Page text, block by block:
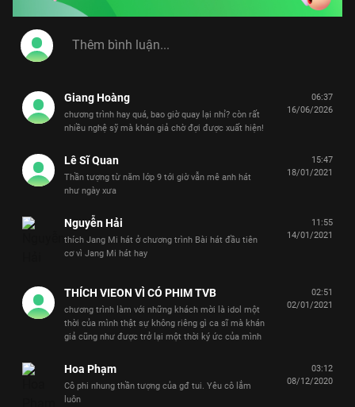
Giang Hoàng
chương trình hay quá, bao giờ quay lại nhỉ? còn rất
nhiều nghệ sỹ mà khán giả chờ đợi được xuất hiện!
06:37
16/06/2026
Lê Sĩ Quan
Thần tượng từ năm lớp 9 tới giờ vẫn mê anh hát
như ngày xưa
15:47
18/01/2021
Nguyễn Hải
thích Jang Mi hát ở chương trình Bài hát đầu tiên
cơ vì Jang Mi hát hay
11:55
14/01/2021
THÍCH VIEON VÌ CÓ PHIM TVB
chương trình làm với những khách mời là idol một
thời của mình thật sự không riêng gì ca sĩ mà khán
giả cũng như được trở lại một thời ký ức của mình
02:51
02/01/2021
Hoa Phạm
Cô phi nhung thần tượng của gđ tui. Yêu cô lắm
luôn
03:12
08/12/2020